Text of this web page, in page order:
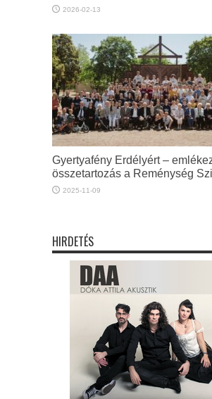
2026-02-13
Gyertyafény Erdélyért –
összetartozás a Reménység
2025-11-09
HIRDETÉS